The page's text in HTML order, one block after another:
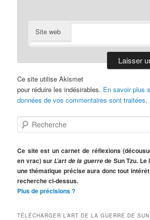
Site web
Ce site utilise Akismet
pour réduire les indésirables. En savoir plus
données de vos commentaires sont traitées.
e
h
e
r
c
h
Ce site est un carnet de réflexions
en vrac) surL’art de la guerrede Sun Tzu.
une thématique précise aura donc tout
recherche ci-dessus.
Plus de précisions ?
TÉLÉCHARGER L’ART DE LA GUERRE DE